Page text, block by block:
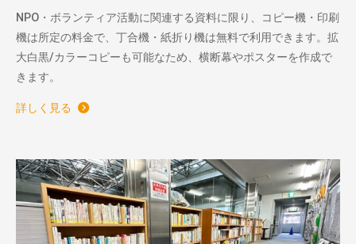
NPO・ボランティア活動に関連する資料に限り、コピー機・印刷
機は所定の料金で、丁合機・紙折り機は無料で利用できます。拡
大白黒/カラーコピーも可能なため、横断幕やポスターを作成で
きます。
詳しく見る